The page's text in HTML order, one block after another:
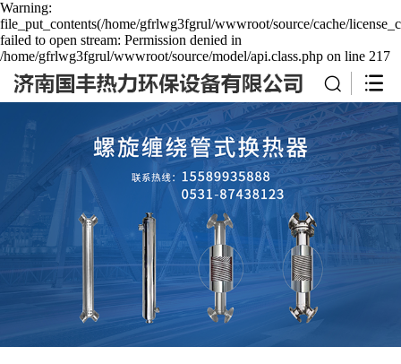
Warning:
file_put_contents(/home/gfrlwg3fgrul/wwwroot/source/cache/
failed to open stream: Permission denied in
/home/gfrlwg3fgrul/wwwroot/source/model/api.class.php on line 217